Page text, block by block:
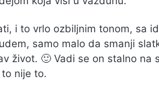
i to vrlo ozbiljnim tonom, sa
samo malo da smanji
život. 🙂 Vadi se on stalno na
nije to.